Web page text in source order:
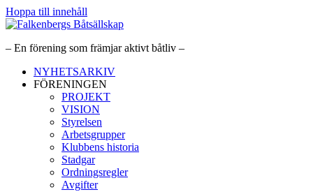
Hoppa till innehåll
– En förening som främjar aktivt båtliv –
NYHETSARKIV
FÖRENINGEN
PROJEKT
VISION
Styrelsen
Arbetsgrupper
Klubbens historia
Stadgar
Ordningsregler
Avgifter